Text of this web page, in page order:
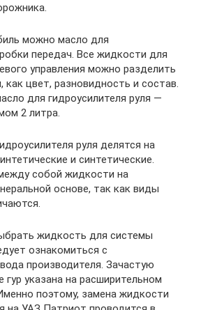
можно масло для
передач. Все жидкости для
управления можно разделить
как цвет, разновидность и состав.
для гидроусилителя руля —
2 литра.
руля делятся на
и синтетические.
собой жидкости на
основе, так как виды
жидкость для системы
ознакомиться с
производителя. Зачастую
указана на расширительном
поэтому, замена жидкости